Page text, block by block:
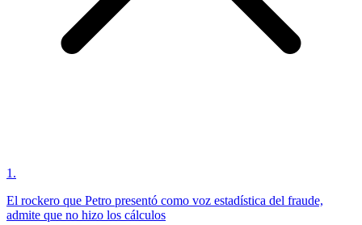
1 .
El rockero que Petro presentó como voz estadística del fraude,
admite que no hizo los cálculos